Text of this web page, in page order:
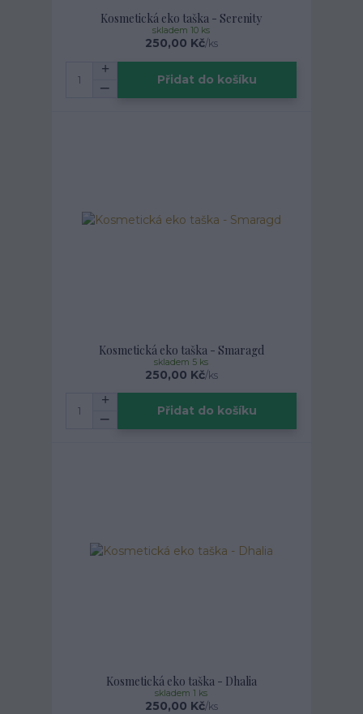
Kosmetická eko taška - Serenity
250,00 Kč/ks
skladem 10 ks
Přidat do košíku
Kosmetická eko taška - Smaragd
250,00 Kč/ks
skladem 5 ks
Přidat do košíku
Kosmetická eko taška - Dhalia
250,00 Kč/ks
skladem 1 ks